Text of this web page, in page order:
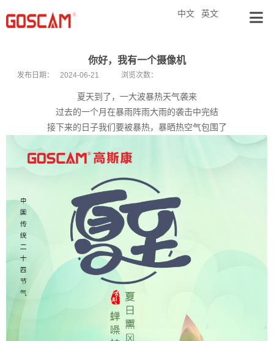
英文
中文
你好，我有一个摄像机
发布日期： 2024-06-21 浏览次数：
夏天到了，一大波暴热天气袭来
过去的一个月在暴雨阵雨大雨的袭击中完结
接下来的日子我们要被暴热，暴晒热空气包围了